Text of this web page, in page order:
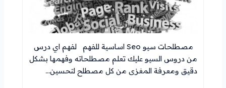
مصطلحات سيو Seo اساسية للفهم لفهم اي درس
من دروس السيو عليك تعلم مصطلحاته وفهمها بشكل
دقيق ومعرفة المغزى من كل مصطلح لتحسين…